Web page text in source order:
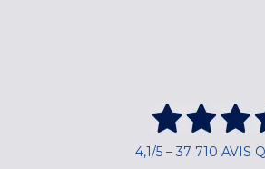
4,1/5 – 37 710 AVIS